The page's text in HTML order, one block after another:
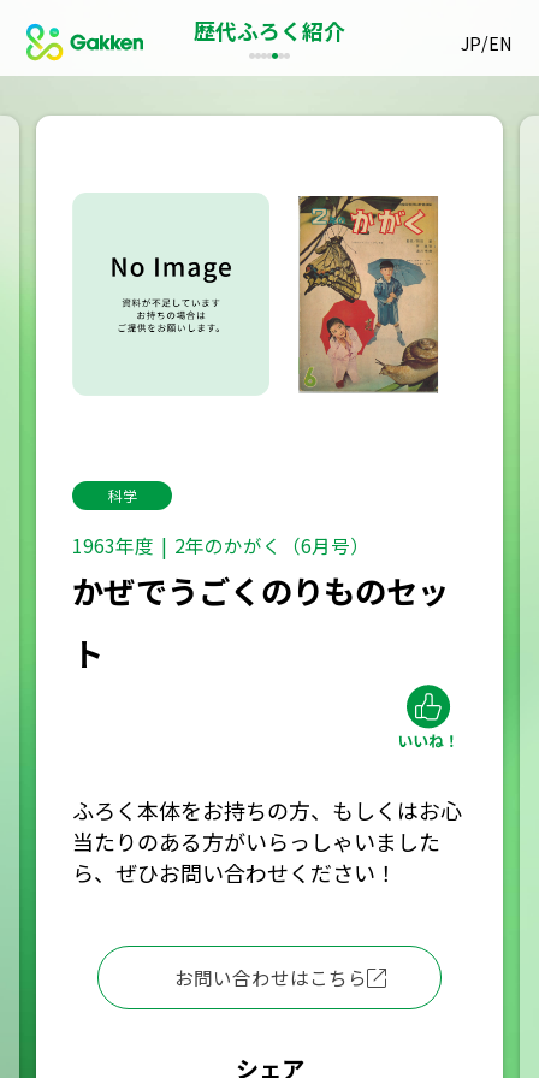
JP/EN
歴代ふろく紹介
科学
1963年度 2年のかがく（6月号）
かぜでうごくのりものセッ
ト
ふろく本体をお持ちの方、もしくはお心
当たりのある方がいらっしゃいました
ら、ぜひお問い合わせください！
お問い合わせはこちら
シェア